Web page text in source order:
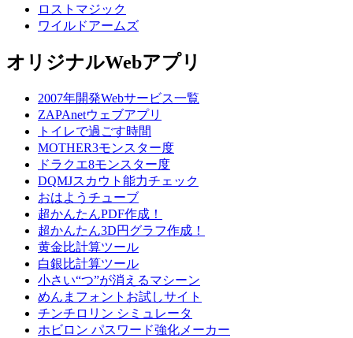
ロストマジック
ワイルドアームズ
オリジナルWebアプリ
2007年開発Webサービス一覧
ZAPAnetウェブアプリ
トイレで過ごす時間
MOTHER3モンスター度
ドラクエ8モンスター度
DQMJスカウト能力チェック
おはようチューブ
超かんたんPDF作成！
超かんたん3D円グラフ作成！
黄金比計算ツール
白銀比計算ツール
小さい“つ”が消えるマシーン
めんまフォントお試しサイト
チンチロリン シミュレータ
ホビロン パスワード強化メーカー